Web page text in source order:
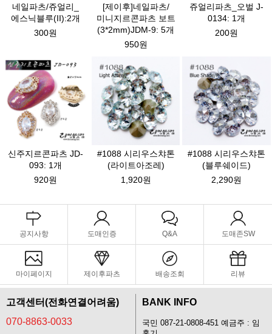
네일파츠/쥬얼리_
에스닉블루(II):2개
300원
[제이후]네일파츠/
미니지르콘파츠 보트
(3*2mm)JDM-9: 5개
950원
쥬얼리파츠_오벌 J-
0134: 1개
200원
신주지르콘파츠 JD-
093: 1개
920원
#1088 시리우스챠톤
(라이트아조레)
1,920원
#1088 시리우스챠톤
(블루쉐이드)
2,290원
공지사항 도매인증 Q&A 도매존SW
마이페이지 제이후파츠 배송조회 리뷰
고객센터(전화연결어려움)
070-8863-0033
BANK INFO
국민 087-21-0808-451 예금주 : 임